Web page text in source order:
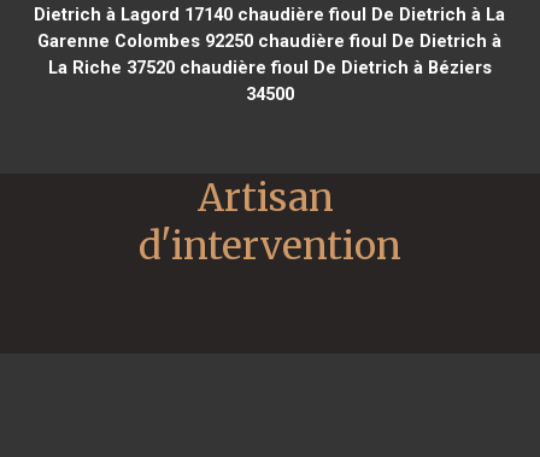
Dietrich à Lagord 17140 chaudière fioul De Dietrich à La
Garenne Colombes 92250 chaudière fioul De Dietrich à
La Riche 37520chaudière fioul De Dietrich à Béziers
34500
Artisan
d'intervention